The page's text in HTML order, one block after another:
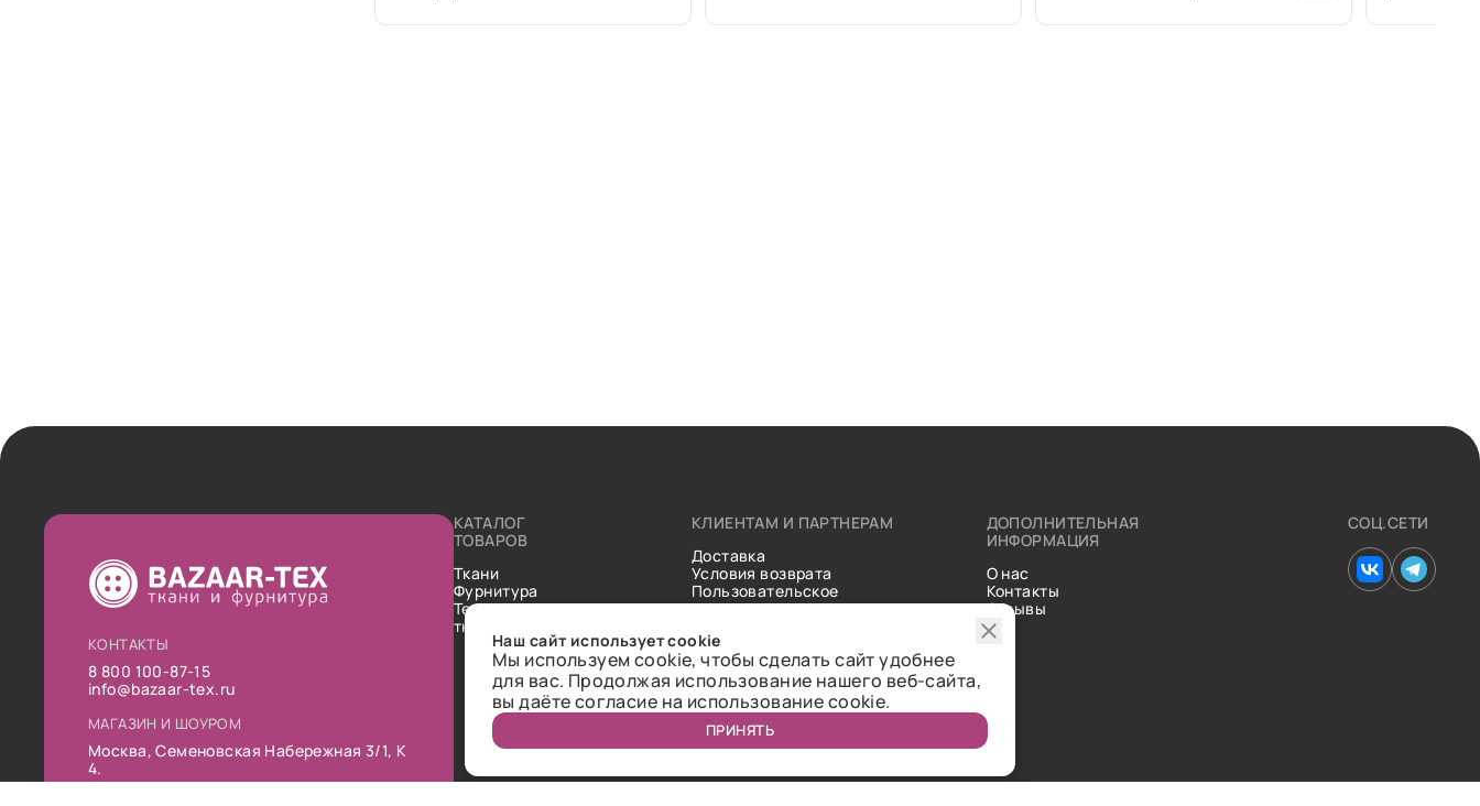
рулоны
КОНТАКТЫ
8 800 100-87-15
info@bazaar-tex.ru
МАГАЗИН И ШОУРОМ
Москва, Семеновская Набережная 3/1, К
4.
КАТАЛОГ
ТОВАРОВ
Ткани
Фурнитура
Технические
ткани
КЛИЕНТАМ И ПАРТНЕРАМ
Доставка
Условия возврата
Пользовательское
соглашение
Статьи
ДОПОЛНИТЕЛЬНАЯ
ИНФОРМАЦИЯ
О нас
Контакты
Отзывы
СОЦ.СЕТИ
Наш сайт использует cookie
Мы используем cookie, чтобы сделать сайт удобнее
для вас. Продолжая использование нашего веб-сайта,
вы даёте согласие на использование cookie.
ПРИНЯТЬ